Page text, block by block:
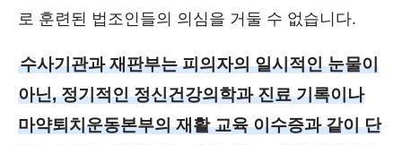
로 훈련된 법조인들의 의심을 거둘 수 없습니다.
수사기관과 재판부는 피의자의 일시적인 눈물이
아닌, 정기적인 정신건강의학과 진료 기록이나
마약퇴치운동본부의 재활 교육 이수증과 같이 단